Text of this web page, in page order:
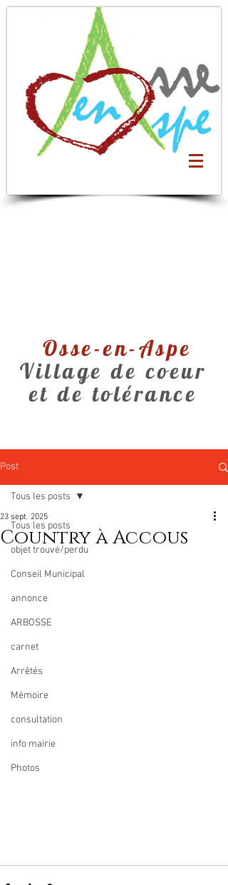
Osse-en-Aspe
Village de coeur
et de tolérance
Post
Tous les posts
objet trouvé/perdu
Conseil Municipal
annonce
ARBOSSE
carnet
Arrêtés
Mémoire
consultation
info mairie
Photos
Tous les posts
Country à Accous
23 sept. 2025